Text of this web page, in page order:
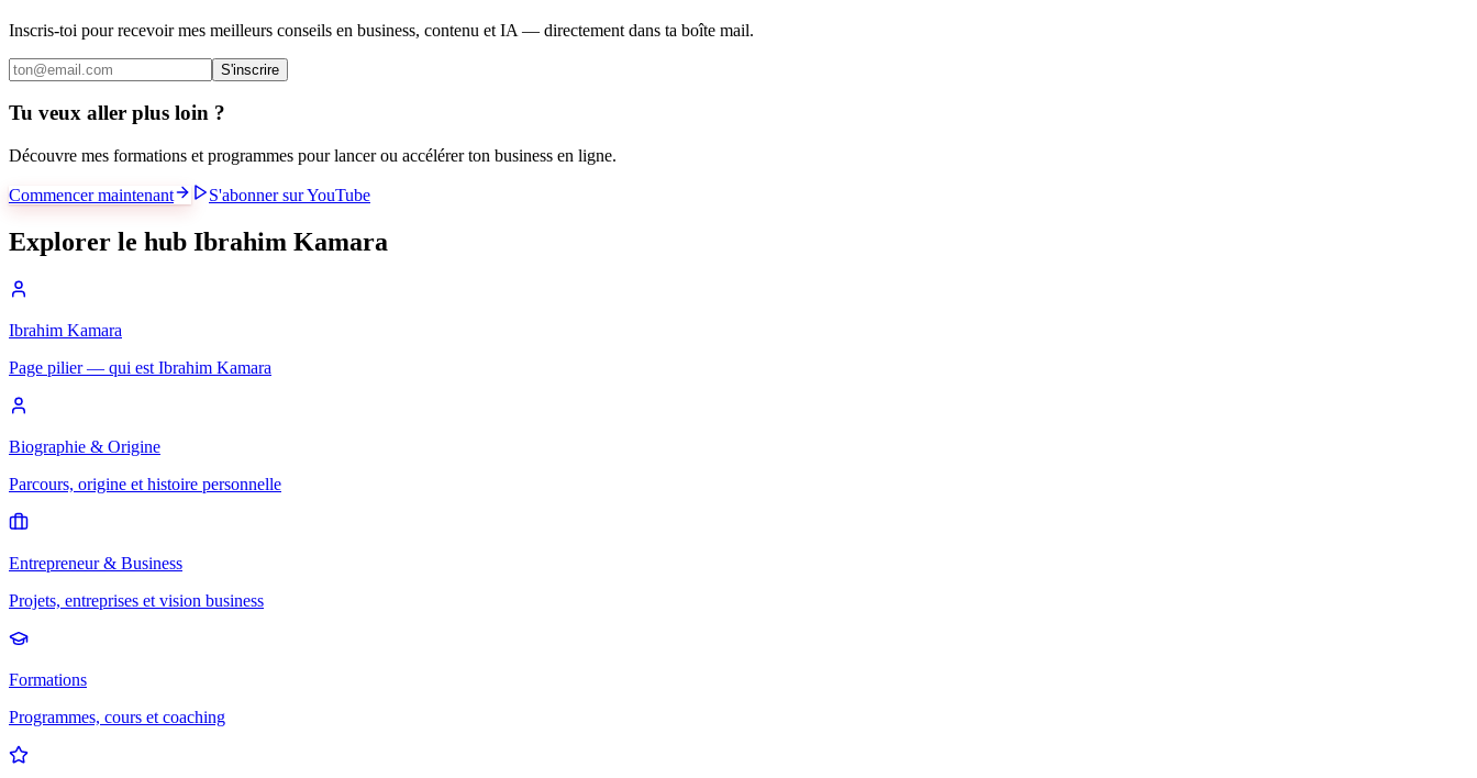
Inscris-toi pour recevoir mes meilleurs conseils en business, contenu et IA — directement dans ta boîte mail.
S'inscrire
Tu veux aller plus loin ?
Découvre mes formations et programmes pour lancer ou accélérer ton business en ligne.
Commencer maintenant S'abonner sur YouTube
Explorer le hub Ibrahim Kamara
Ibrahim Kamara
Page pilier — qui est Ibrahim Kamara
Biographie & Origine
Parcours, origine et histoire personnelle
Entrepreneur & Business
Projets, entreprises et vision business
Formations
Programmes, cours et coaching